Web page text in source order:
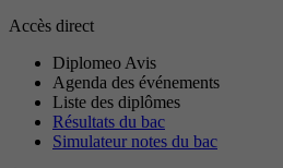
Accès direct
Diplomeo Avis
Agenda des événements
Liste des diplômes
Résultats du bac
Simulateur notes du bac